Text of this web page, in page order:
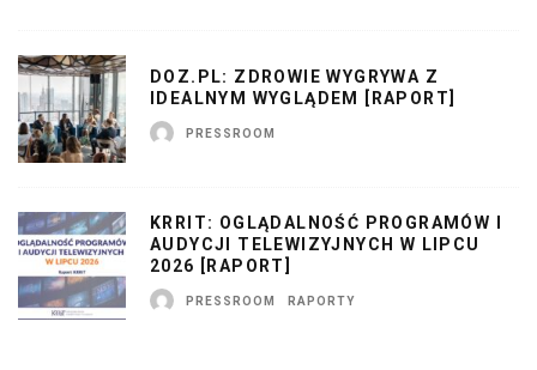
DOZ.PL: ZDROWIE WYGRYWA Z
IDEALNYM WYGLĄDEM [RAPORT]
PRESSROOM
KRRIT: OGLĄDALNOŚĆ PROGRAMÓW I
AUDYCJI TELEWIZYJNYCH W LIPCU
2026 [RAPORT]
PRESSROOM RAPORTY